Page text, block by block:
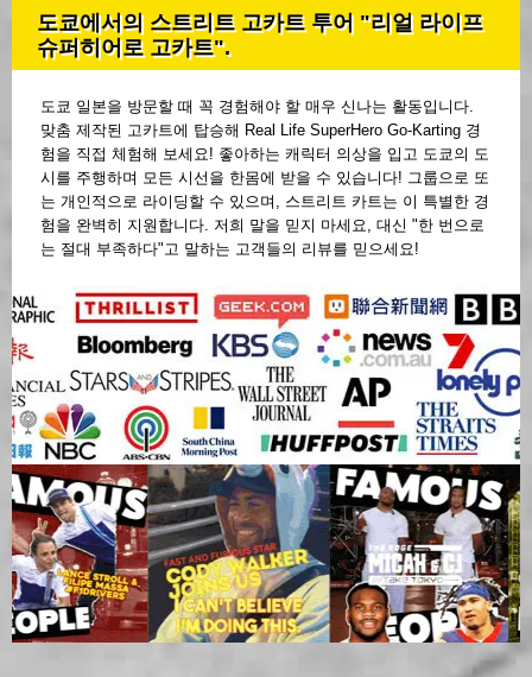
도쿄에서의 스트리트 고카트 투어 "리얼 라이프
슈퍼히어로 고카트".
도쿄 일본을 방문할 때 꼭 경험해야 할 매우 신나는 활동입니다.
맞춤 제작된 고카트에 탑승해 Real Life SuperHero Go-Karting 경
험을 직접 체험해 보세요! 좋아하는 캐릭터 의상을 입고 도쿄의 도
시를 주행하며 모든 시선을 한몸에 받을 수 있습니다! 그룹으로 또
는 개인적으로 라이딩할 수 있으며, 스트리트 카트는 이 특별한 경
험을 완벽히 지원합니다. 저희 말을 믿지 마세요, 대신 "한 번으로
는 절대 부족하다"고 말하는 고객들의 리뷰를 믿으세요!